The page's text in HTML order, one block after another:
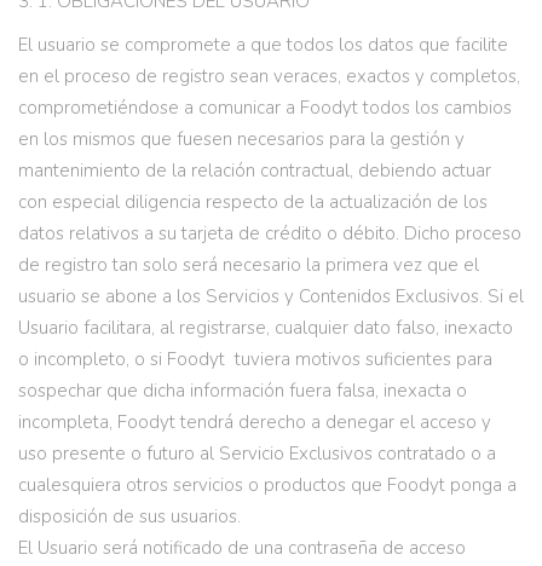
El usuario se compromete a que todos los datos que facilite
en el proceso de registro sean veraces, exactos y completos,
comprometiéndose a comunicar a Foodyt todos los cambios
en los mismos que fuesen necesarios para la gestión y
mantenimiento de la relación contractual, debiendo actuar
con especial diligencia respecto de la actualización de los
datos relativos a su tarjeta de crédito o débito. Dicho proceso
de registro tan solo será necesario la primera vez que el
usuario se abone a los Servicios y Contenidos Exclusivos. Si el
Usuario facilitara, al registrarse, cualquier dato falso, inexacto
o incompleto, o si Foodyt tuviera motivos suficientes para
sospechar que dicha información fuera falsa, inexacta o
incompleta, Foodyt tendrá derecho a denegar el acceso y
uso presente o futuro al Servicio Exclusivos contratado o a
cualesquiera otros servicios o productos que Foodyt ponga a
disposición de sus usuarios.
El Usuario será notificado de una contraseña de acceso